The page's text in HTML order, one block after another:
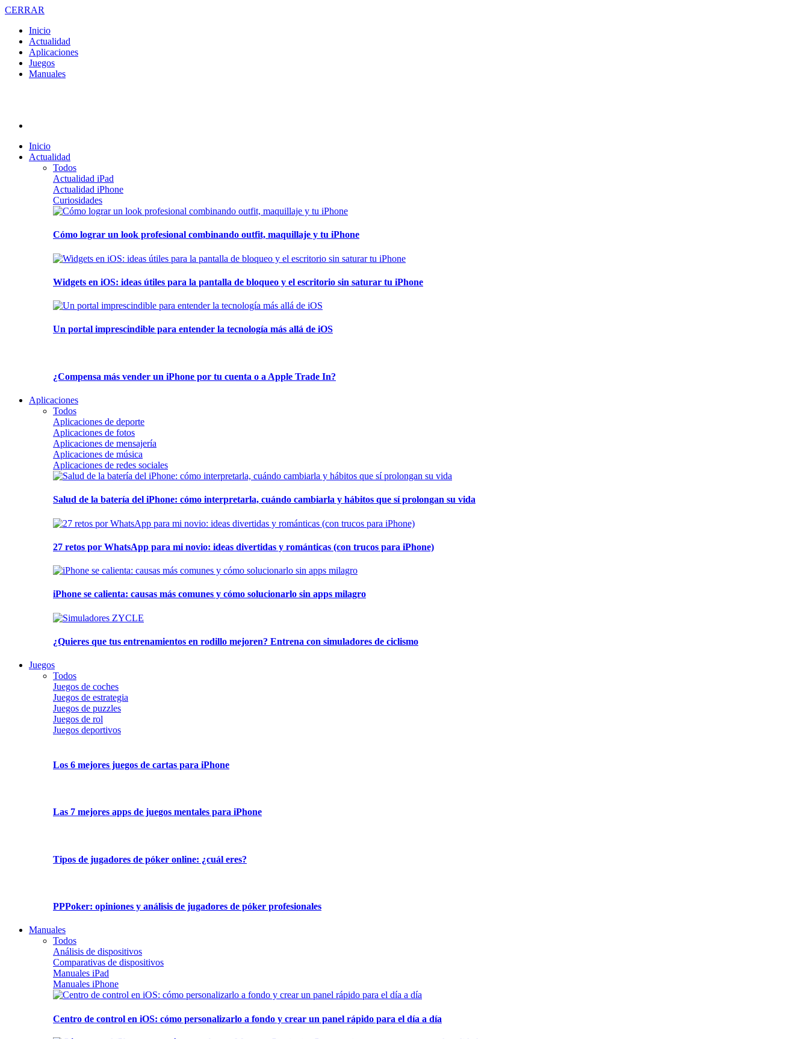
CERRAR
Inicio
Actualidad
Aplicaciones
Juegos
Manuales
Inicio
Actualidad
Todos
Actualidad iPad
Actualidad iPhone
Curiosidades
Cómo lograr un look profesional combinando outfit, maquillaje y tu iPhone
Widgets en iOS: ideas útiles para la pantalla de bloqueo y el escritorio sin saturar tu iPhone
Un portal imprescindible para entender la tecnología más allá de iOS
¿Compensa más vender un iPhone por tu cuenta o a Apple Trade In?
Aplicaciones
Todos
Aplicaciones de deporte
Aplicaciones de fotos
Aplicaciones de mensajería
Aplicaciones de música
Aplicaciones de redes sociales
Salud de la batería del iPhone: cómo interpretarla, cuándo cambiarla y hábitos que sí prolongan su vida
27 retos por WhatsApp para mi novio: ideas divertidas y románticas (con trucos para iPhone)
iPhone se calienta: causas más comunes y cómo solucionarlo sin apps milagro
¿Quieres que tus entrenamientos en rodillo mejoren? Entrena con simuladores de ciclismo
Juegos
Todos
Juegos de coches
Juegos de estrategia
Juegos de puzzles
Juegos de rol
Juegos deportivos
Los 6 mejores juegos de cartas para iPhone
Las 7 mejores apps de juegos mentales para iPhone
Tipos de jugadores de póker online: ¿cuál eres?
PPPoker: opiniones y análisis de jugadores de póker profesionales
Manuales
Todos
Análisis de dispositivos
Comparativas de dispositivos
Manuales iPad
Manuales iPhone
Centro de control en iOS: cómo personalizarlo a fondo y crear un panel rápido para el día a día